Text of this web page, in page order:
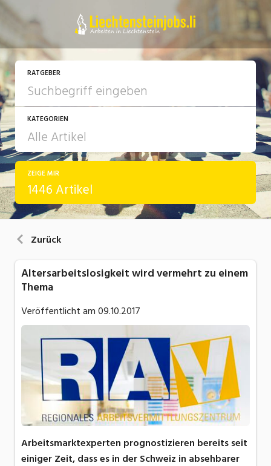
RATGEBER
KATEGORIEN
Arbeit
Ausbildung / Weiterbildung
ZEIGE MIR
1446 Artikel
Zurück
Altersarbeitslosigkeit wird vermehrt zu einem
Thema
Veröffentlicht am09.10.2017
Arbeitsmarktexperten prognostizieren bereits seit
einiger Zeit, dass es in der Schweiz in absehbarer